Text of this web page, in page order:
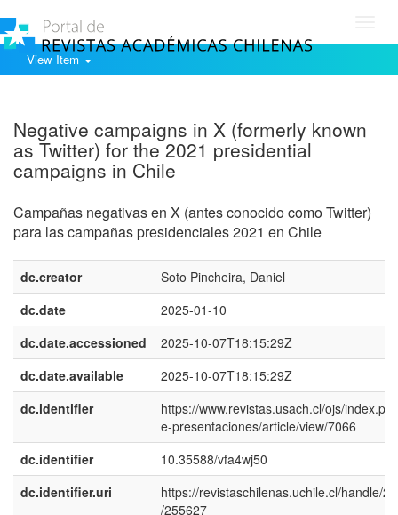
View Item
Negative campaigns in X (formerly known
as Twitter) for the 2021 presidential
campaigns in Chile
Campañas negativas en X (antes conocido como Twitter)
para las campañas presidenciales 2021 en Chile
dc.creator
Soto Pincheira, Daniel
dc.date
2025-01-10
dc.date.accessioned
2025-10-07T18:15:29Z
dc.date.available
2025-10-07T18:15:29Z
dc.identifier
https://www.revistas.usach.cl/ojs/
e-presentaciones/article/view/7066
dc.identifier
10.35588/vfa4wj50
dc.identifier.uri
https://revistaschilenas.uchile.cl/handle/
/255627